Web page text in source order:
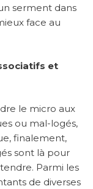
serment dans
face au
et
le micro aux
ou mal-logés,
finalement,
sont là pour
Parmi les
de diverses